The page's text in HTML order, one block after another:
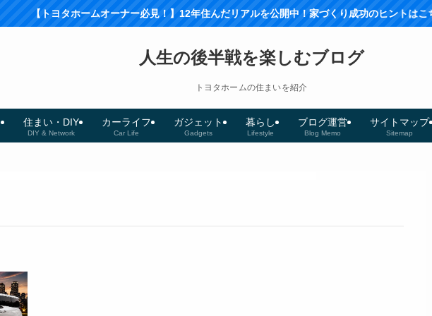
【トヨタホームオーナー必見！】12年住んだリアルを公開中！家づくり成功のヒントはこちらか
人生の後半戦を楽しむブログ
トヨタホームの住まいを紹介
住まい・DIY
DIY & Network
カーライフ
Car Life
ガジェット
Gadgets
暮らし
Lifestyle
ブログ運営
Blog Memo
サイトマップ
Sitemap